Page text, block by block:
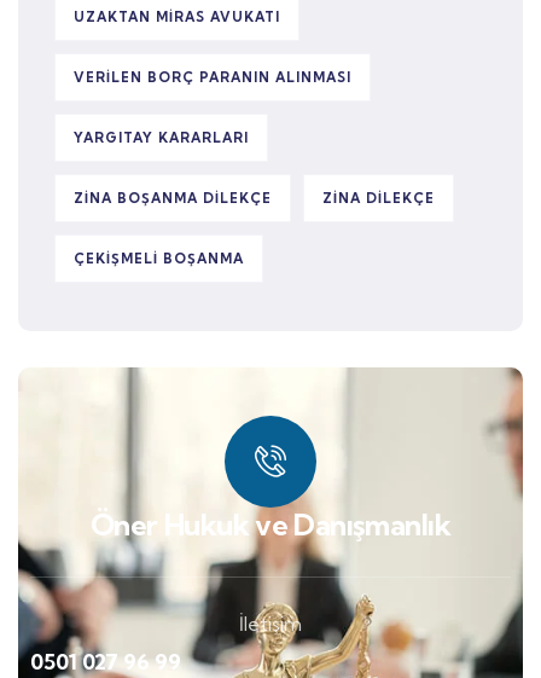
UZAKTAN MIRAS AVUKATI
VERILEN BORÇ PARANIN ALINMASI
YARGITAY KARARLARI
ZINA BOŞANMA DILEKÇE ZINA DILEKÇE
ÇEKIŞMELI BOŞANMA
Öner Hukuk ve Danışmanlık
İletişim
0501 027 96 99